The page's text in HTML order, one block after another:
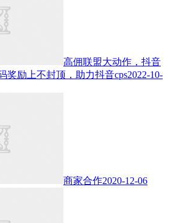
高佣联盟大动作，抖音
奖励上不封顶，助力抖音cps2022-10-
商家合作2020-12-06